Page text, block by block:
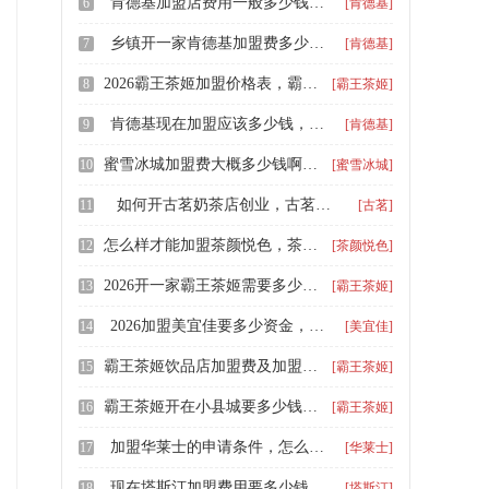
6 [肯德基]
7 乡镇开一家肯德基加盟费多少万元，怎么样开一家肯德基门店呀 [肯德基]
8 2026霸王茶姬加盟价格表，霸王茶姬在哪里加盟需要多少钱 [霸王茶姬]
9 肯德基现在加盟应该多少钱，开肯德基店大概投资多少钱 [肯德基]
10 蜜雪冰城加盟费大概多少钱啊，开一家蜜雪冰城加盟费多少钱 [蜜雪冰城]
11 如何开古茗奶茶店创业，古茗加盟费用多少钱 [古茗]
12 怎么样才能加盟茶颜悦色，茶颜悦色饮品店连锁加盟费多少钱 [茶颜悦色]
13 2026开一家霸王茶姬需要多少钱，加盟霸王茶姬加盟费明细是多少 [霸王茶姬]
14 2026加盟美宜佳要多少资金，开美宜佳大店需要多少面积 [美宜佳]
15 霸王茶姬饮品店加盟费及加盟条件，入驻霸王茶姬要几万元 [霸王茶姬]
16 霸王茶姬开在小县城要多少钱，2026投资霸王茶姬要多少钱加盟费 [霸王茶姬]
17 加盟华莱士的申请条件，怎么加盟华莱士加盟费多少 [华莱士]